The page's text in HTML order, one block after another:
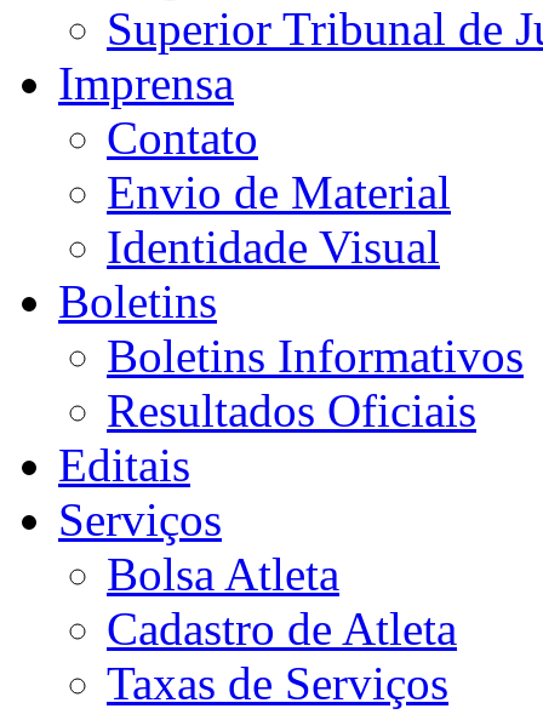
Superior Tribunal de
Imprensa
Contato
Envio de Material
Identidade Visual
Boletins
Boletins Informativos
Resultados Oficiais
Editais
Serviços
Bolsa Atleta
Cadastro de Atleta
Taxas de Serviços